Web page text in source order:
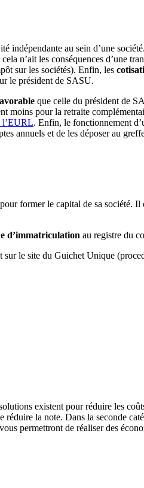
indépendante au sein d’une
n’ait les conséquences d’une
sur les sociétés). Enfin, les
le président de SASU.
que celle du président de
moins pour la retraite
l’EURL. Enfin, le fonctionnement
annuels et de les déposer au
former le capital de sa société.
d’immatriculation au registre du
sur le site du Guichet Unique
existent pour réduire les
la note. Dans la seconde
permettront de réaliser des